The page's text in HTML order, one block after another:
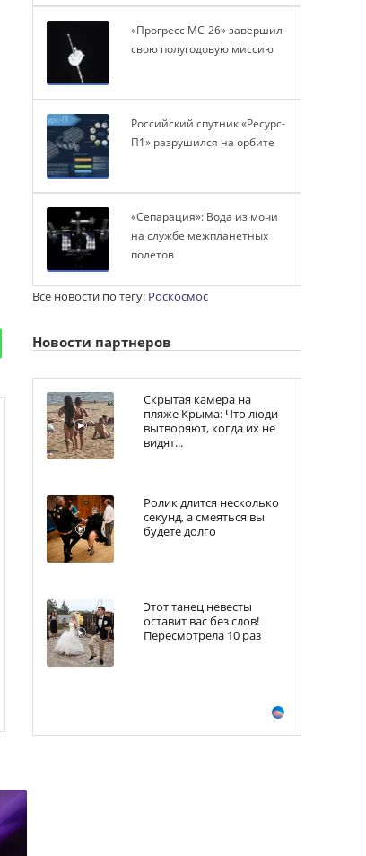
«Прогресс МС-26» завершил
свою полугодовую миссию
Российский спутник «Ресурс-
П1» разрушился на орбите
«Сепарация»: Вода из мочи
на службе межпланетных
полетов
Все новости по тегу: Роскосмос
Новости партнеров
Скрытая камера на
пляже Крыма: Что люди
вытворяют, когда их не
видят...
Ролик длится несколько
секунд, а смеяться вы
будете долго
Этот танец невесты
оставит вас без слов!
Пересмотрела 10 раз